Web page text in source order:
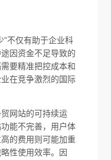
”不仅有助于企业科
因资金不足导致的
要精准把控成本和
在竞争激烈的国际
网站的可持续运
能不完善，用户体
的费用则可能加重
性使用效率。因